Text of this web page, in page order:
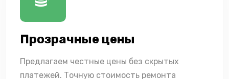
Прозрачные цены
Предлагаем честные цены без скрытых
платежей. Точную стоимость ремонта